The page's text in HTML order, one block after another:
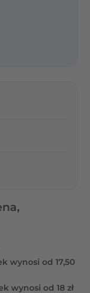
wynosi od 17,50
wynosi od 18 zł